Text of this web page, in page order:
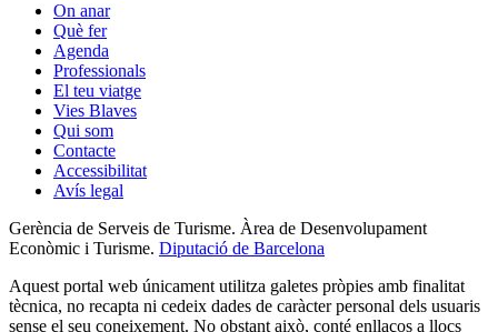
On anar
Què fer
Agenda
Professionals
El teu viatge
Vies Blaves
Qui som
Contacte
Accessibilitat
Avís legal
Gerència de Serveis de Turisme. Àrea de Desenvolupament
Econòmic i Turisme. Diputació de Barcelona
Aquest portal web únicament utilitza galetes pròpies amb finalitat
tècnica, no recapta ni cedeix dades de caràcter personal dels usuaris
sense el seu coneixement. No obstant això, conté enllaços a llocs